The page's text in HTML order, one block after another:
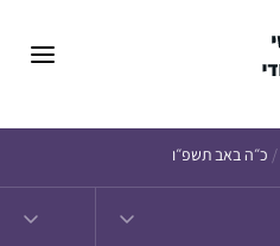
/ כ״ה באב תשפ״ו